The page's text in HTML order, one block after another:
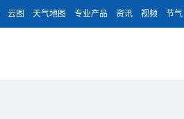
云图 天气地图 专业产品 资讯 视频 节气